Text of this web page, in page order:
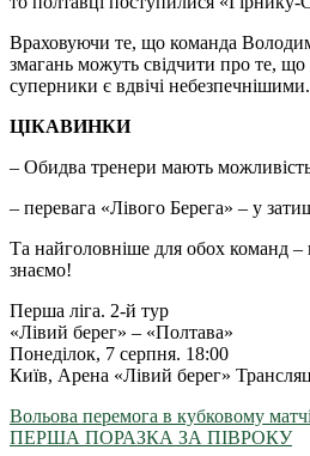
Враховуючи те, що команда
змагань можуть свідчити про те,
суперники є вдвічі небезпечнішими.
ЦІКАВИНКИ
– Обидва тренери мають можливість
– перевага «Лівого Берега» – у
Та найголовніше для обох команд
знаємо!
Перша ліга. 2-й тур
«Лівий берег» – «Полтава»
Понеділок, 7 серпня. 18:00
Київ, Арена «Лівий берег»
Вольова перемога в кубковому матчі
ПЕРША ПОРАЗКА ЗА ПІВРОКУ